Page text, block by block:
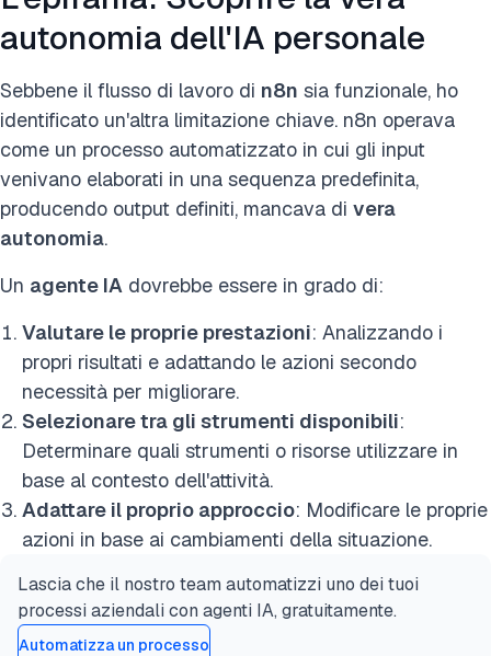
autonomia dell'IA personale
Sebbene il flusso di lavoro di n8n sia funzionale, ho
identificato un'altra limitazione chiave. n8n operava
come un processo automatizzato in cui gli input
venivano elaborati in una sequenza predefinita,
producendo output definiti, mancava di vera
autonomia.
Un agente IA dovrebbe essere in grado di:
Valutare le proprie prestazioni: Analizzando i
propri risultati e adattando le azioni secondo
necessità per migliorare.
Selezionare tra gli strumenti disponibili:
Determinare quali strumenti o risorse utilizzare in
base al contesto dell'attività.
Adattare il proprio approccio: Modificare le proprie
azioni in base ai cambiamenti della situazione.
Lascia che il nostro team automatizzi uno dei tuoi
processi aziendali con agenti IA, gratuitamente.
Automatizza un processo